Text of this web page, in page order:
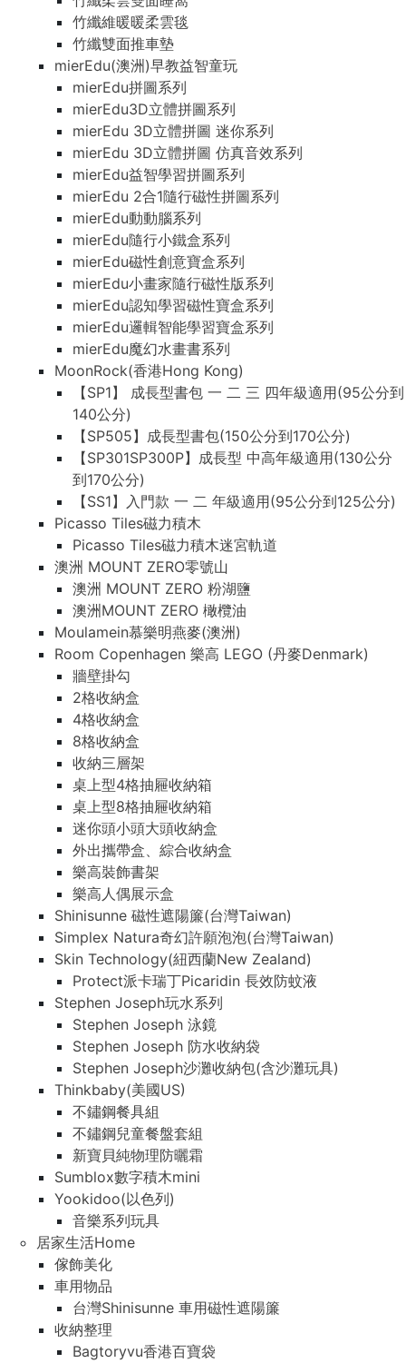
竹纖維暖暖柔雲毯
竹纖雙面推車墊
mierEdu(澳洲)早教益智童玩
mierEdu拼圖系列
mierEdu3D立體拼圖系列
mierEdu 3D立體拼圖 迷你系列
mierEdu 3D立體拼圖 仿真音效系列
mierEdu益智學習拼圖系列
mierEdu 2合1隨行磁性拼圖系列
mierEdu動動腦系列
mierEdu隨行小鐵盒系列
mierEdu磁性創意寶盒系列
mierEdu小畫家隨行磁性版系列
mierEdu認知學習磁性寶盒系列
mierEdu邏輯智能學習寶盒系列
mierEdu魔幻水畫書系列
MoonRock(香港Hong Kong)
【SP1】 成長型書包 一 二 三 四年級適用(95公分到
140公分)
【SP505】成長型書包(150公分到170公分)
【SP301SP300P】成長型 中高年級適用(130公分
到170公分)
【SS1】入門款 一 二 年級適用(95公分到125公分)
Picasso Tiles磁力積木
Picasso Tiles磁力積木迷宮軌道
澳洲 MOUNT ZERO零號山
澳洲 MOUNT ZERO 粉湖鹽
澳洲MOUNT ZERO 橄欖油
Moulamein慕樂明燕麥(澳洲)
Room Copenhagen 樂高 LEGO (丹麥Denmark)
牆壁掛勾
2格收納盒
4格收納盒
8格收納盒
收納三層架
桌上型4格抽屜收納箱
桌上型8格抽屜收納箱
迷你頭小頭大頭收納盒
外出攜帶盒、綜合收納盒
樂高裝飾書架
樂高人偶展示盒
Shinisunne 磁性遮陽簾(台灣Taiwan)
Simplex Natura奇幻許願泡泡(台灣Taiwan)
Skin Technology(紐西蘭New Zealand)
Protect派卡瑞丁Picaridin 長效防蚊液
Stephen Joseph玩水系列
Stephen Joseph 泳鏡
Stephen Joseph 防水收納袋
Stephen Joseph沙灘收納包(含沙灘玩具)
Thinkbaby(美國US)
不鏽鋼餐具組
不鏽鋼兒童餐盤套組
新寶貝純物理防曬霜
Sumblox數字積木mini
Yookidoo(以色列)
音樂系列玩具
居家生活Home
傢飾美化
車用物品
台灣Shinisunne 車用磁性遮陽簾
收納整理
Bagtoryvu香港百寶袋